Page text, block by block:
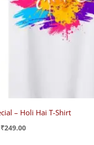
– Holi Hai T-Shirt
Original
₹249.00Current